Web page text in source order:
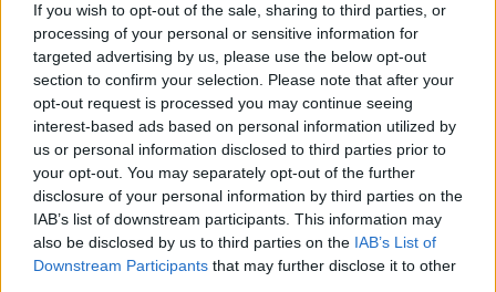
If you wish to opt-out of the sale, sharing to third parties, or
processing of your personal or sensitive information for
targeted advertising by us, please use the below opt-out
section to confirm your selection. Please note that after your
opt-out request is processed you may continue seeing
interest-based ads based on personal information utilized by
us or personal information disclosed to third parties prior to
your opt-out. You may separately opt-out of the further
disclosure of your personal information by third parties on the
IAB’s list of downstream participants. This information may
also be disclosed by us to third parties on the IAB’s List of
Downstream Participants that may further disclose it to other
Ο Παναιτωλικός προπονήθηκε σήμερα Δευτέρα
στις εγκαταστάσεις του Emileon, έχοντας
γυρίσει χθες Κυριακή από την Ρουμανία.
Στην διάθεση του Γιάννη Αναστασίου τέθηκαν
οι Μόρσεϊ και Νταγκό, που προπονήθηκαν
αμφότεροι. Στο Αγρίνιο έφτασε και ο Ντέιμπι
Φλόρες, που ενσωματώνεται στις προπονήσεις
από αύριο. Σενγκέλια και Ντίαζ θα
ακολουθήσουν τις προσεχείς ημέρες.